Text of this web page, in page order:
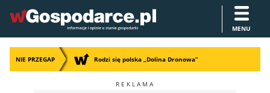
MENU
NIE PRZEGAP Rodzi się polska „Dolina Dronowa”